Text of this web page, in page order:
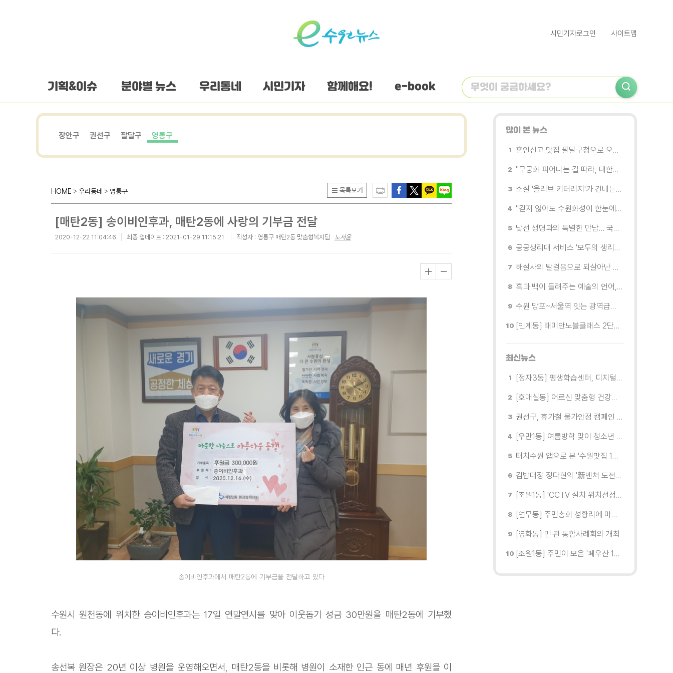
시민기자로그인 사이트맵
기획&이슈 분야별 뉴스 우리동네 시민기자 함께해요! e-book
장안구 권선구 팔달구 영통구
HOME > 우리동네 > 영통구
[매탄2동] 송이비인후과, 매탄2동에 사랑의 기부금 전달
2020-12-22 11:04:46 최종 업데이트 : 2021-01-29 11:15:21 작성자 : 영통구 매탄2동 맞춤형복지팀 노서윤
송이비인후과에서 매탄2동에 기부금을 전달하고 있다
수원시 원천동에 위치한 송이비인후과는 17일 연말연시를 맞아 이웃돕기 성금 30만원을 매탄2동에 기부했
다.
송선복 원장은 20년 이상 병원을 운영해오면서, 매탄2동을 비롯해 병원이 소재한 인근 동에 매년 후원을 이
많이 본 뉴스
혼인신고 맛집 팔달구청으로 오세요
"무궁화 피어나는 길 따라, 대한민국을 걷는다"
소설 '올리브 키터리지'가 건네는 삶과 연민의 철학
"걷지 않아도 수원화성이 한눈에"…무장애 관광버스 '수원행차' 타보니
낯선 생명과의 특별한 만남… 국제전 《패트리샤 피치니니: 킨쉽》
공공생리대 서비스 '모두의 생리대' 시범 운영...수원시청·4개 구청 등에 지급기 설치
해설사의 발걸음으로 되살아난 수원의 독립운동 역사
흑과 백이 들려주는 예술의 언어, 수원시립미술관 소장품전《블랑 블랙 파노라마》
수원 망포~서울역 잇는 광역급행버스 M5165번, 8월 3일 개통
[인계동] 래미안노블클래스 2단지 경로당, 무더위 속 독거노인에게 '따뜻한 한 끼' 대접
최신뉴스
[정자3동] 평생학습센터, 디지털 생활문해교실 개강
[호매실동] 어르신 맞춤형 건강특화사업 「은빛반짝 실버종이공방」 운영
권선구, 휴가철 물가안정 캠페인 전개
[우만1동] 여름방학 맞이 청소년 유해환경 캠페인 실시
터치수원 앱으로 본 '수원맛집 100선'... 장안구 맛집을 찾다
김밥대장 정다현의 '新벤처 도전이야기'
[조원1동] 'CCTV 설치 위치선정협의회' 회의 개최
[연무동] 주민총회 성황리에 마무리
[영화동] 민·관 통합사례회의 개최
[조원1동] 주민이 모은 '폐우산 100개' 수원여대에 1차 전달